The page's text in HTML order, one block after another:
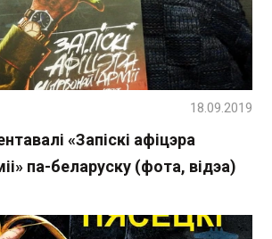
«Запіскі афіцэра
па-беларуску (фота, відэа)
18.09.2019